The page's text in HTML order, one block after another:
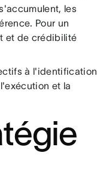
les
Pour un
et de crédibilité
à l'identification
et la